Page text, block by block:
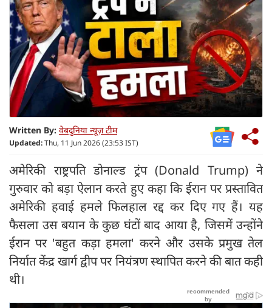
Written By: वेबदुनिया न्यूज़ टीम
Updated:Thu, 11 Jun 2026 (23:53 IST)
अमेरिकी राष्ट्रपति डोनाल्ड ट्रंप (Donald Trump) ने
गुरुवार को बड़ा ऐलान करते हुए कहा कि ईरान पर प्रस्तावित
अमेरिकी हवाई हमले फिलहाल रद्द कर दिए गए हैं। यह
फैसला उस बयान के कुछ घंटों बाद आया है, जिसमें उन्होंने
ईरान पर 'बहुत कड़ा हमला' करने और उसके प्रमुख तेल
निर्यात केंद्र खार्ग द्वीप पर नियंत्रण स्थापित करने की बात कही
थी।